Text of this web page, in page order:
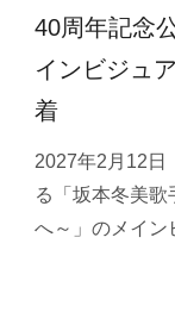
40周年記念
インビジュ
着
2027年2月12日
る「坂本冬美歌
へ～」のメイ